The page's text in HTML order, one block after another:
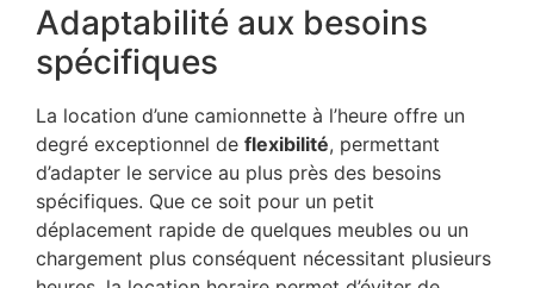
Adaptabilité aux besoins
spécifiques
La location d’une camionnette à l’heure offre un
degré exceptionnel de flexibilité, permettant
d’adapter le service au plus près des besoins
spécifiques. Que ce soit pour un petit
déplacement rapide de quelques meubles ou un
chargement plus conséquent nécessitant plusieurs